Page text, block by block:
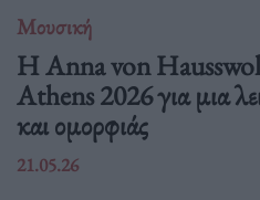
Μουσική
Η Anna von
Athens 2026 για μια
και ομορφιάς
21.05.26